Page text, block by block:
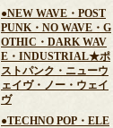
●NEW WAVE・POST
PUNK・NO WAVE・G
OTHIC・DARK WAV
E・INDUSTRIAL★ポ
ストパンク・ニューウ
ェイヴ・ノー・ウェイ
ヴ
●TECHNO POP・ELE